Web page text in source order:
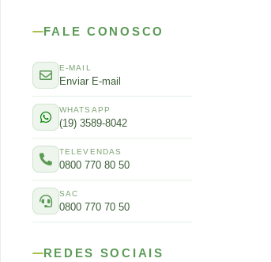
FALE CONOSCO
E-MAIL
Enviar E-mail
WHATSAPP
(19) 3589-8042
TELEVENDAS
0800 770 80 50
SAC
0800 770 70 50
REDES SOCIAIS